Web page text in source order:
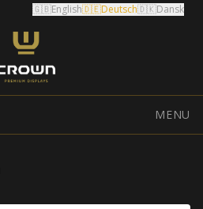
🇬🇧English🇩🇪Deutsch🇩🇰Dansk
MENU